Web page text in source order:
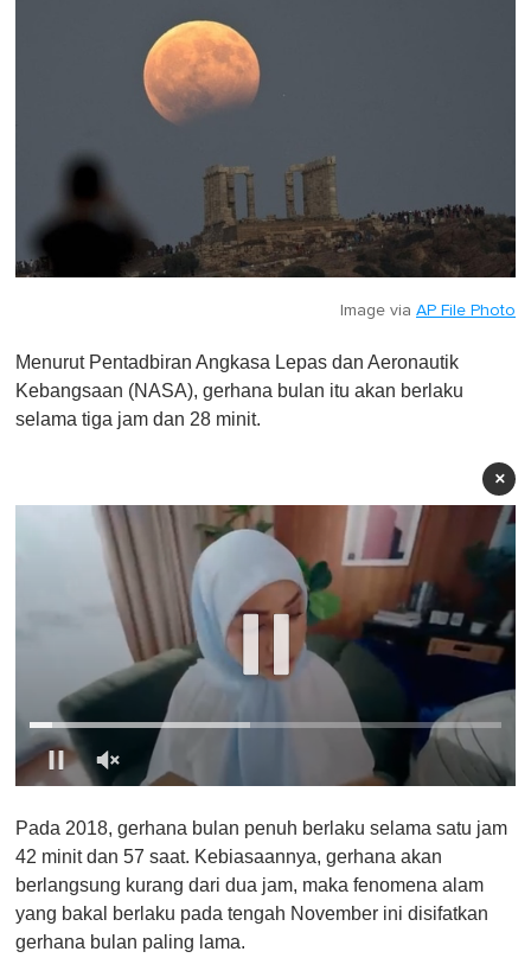
Image via AP File Photo
Menurut Pentadbiran Angkasa Lepas dan Aeronautik
Kebangsaan (NASA), gerhana bulan itu akan berlaku
selama tiga jam dan 28 minit.
×
f
1
i
n
u
t
Pada 2018, gerhana bulan penuh berlaku selama satu jam
42 minit dan 57 saat. Kebiasaannya, gerhana akan
berlangsung kurang dari dua jam, maka fenomena alam
yang bakal berlaku pada tengah November ini disifatkan
gerhana bulan paling lama.